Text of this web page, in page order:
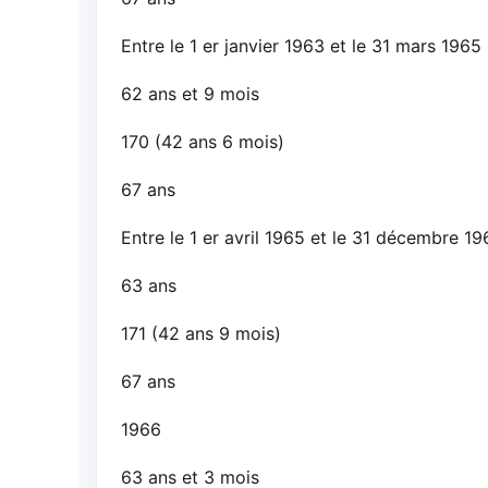
Entre le 1 er janvier 1963 et le 31 mars 1965
62 ans et 9 mois
170 (42 ans 6 mois)
67 ans
Entre le 1 er avril 1965 et le 31 décembre
63 ans
171 (42 ans 9 mois)
67 ans
1966
63 ans et 3 mois